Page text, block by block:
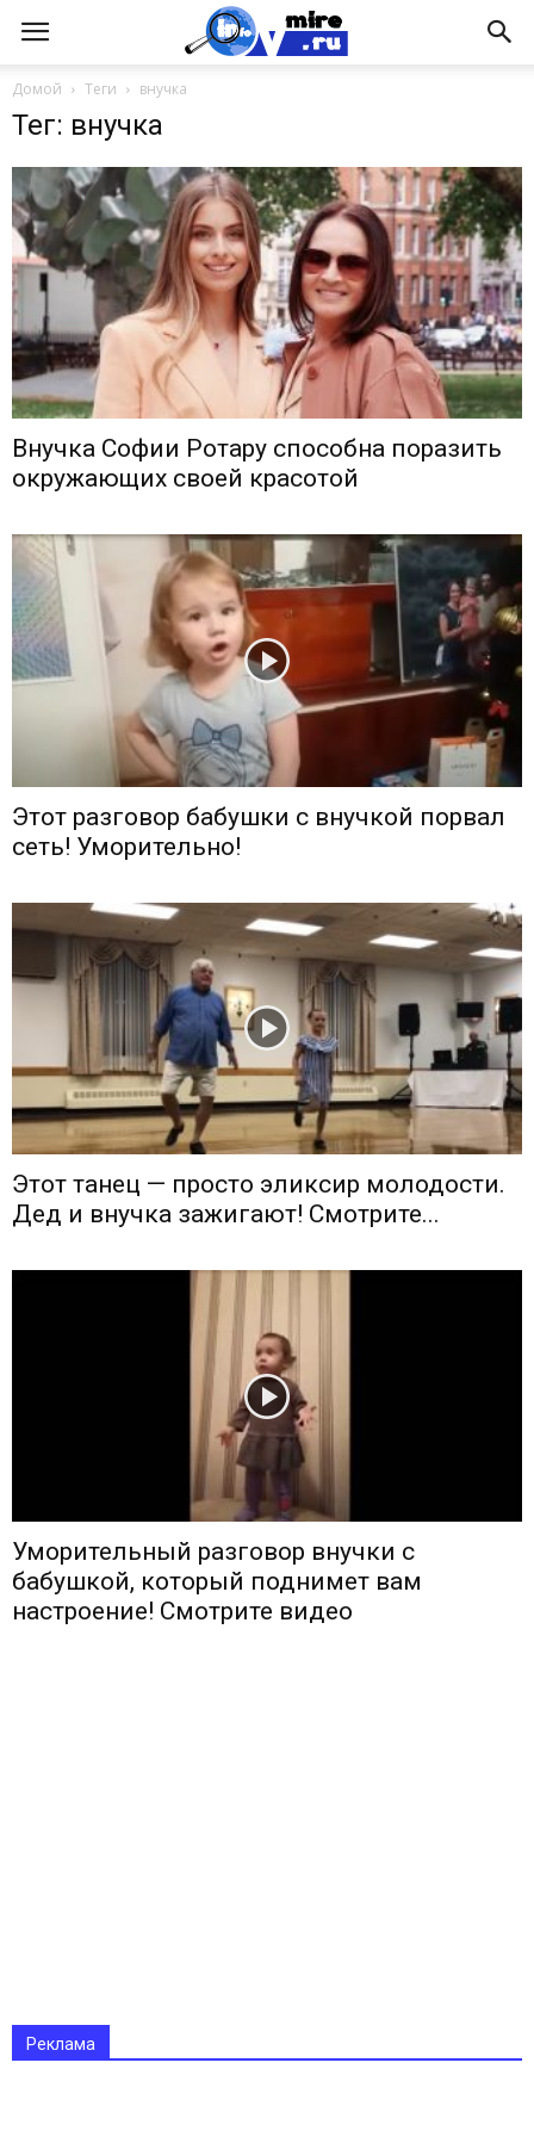
Домой Теги внучка
Тег: внучка
Внучка Софии Ротару способна поразить
окружающих своей красотой
Этот разговор бабушки с внучкой порвал
сеть! Уморительно!
Этот танец — просто эликсир молодости.
Дед и внучка зажигают! Смотрите...
Уморительный разговор внучки с
бабушкой, который поднимет вам
настроение! Смотрите видео
Реклама